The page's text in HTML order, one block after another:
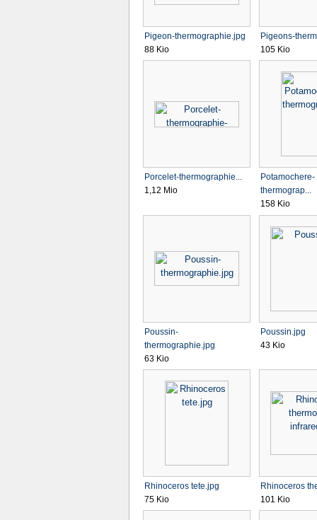
Pigeon-thermographie.jpg
88 Kio
Pigeons-
105 Kio
Porcelet-thermographie...
1,12 Mio
Potamochere-
thermograp...
158 Kio
Poussin-
thermographie.jpg
63 Kio
Poussin.jpg
43 Kio
Rhinoceros tete.jpg
75 Kio
Rhinoceros
101 Kio